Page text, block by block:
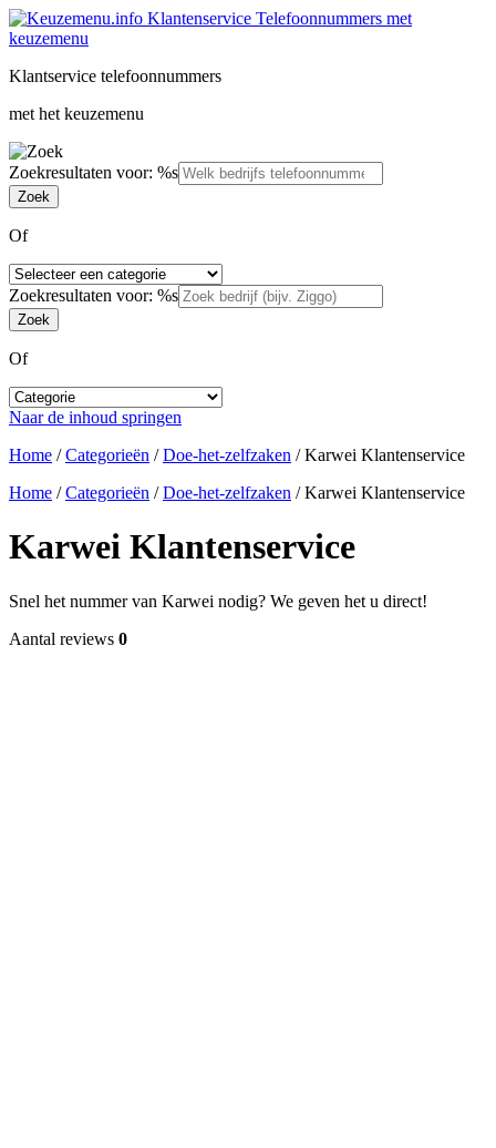
Klantservice telefoonnummers
met het keuzemenu
Zoekresultaten voor: %s
Of
Zoekresultaten voor: %s
Of
Naar de inhoud springen
Home /Categorieën /Doe-het-zelfzaken /Karwei Klantenservice
Home /Categorieën /Doe-het-zelfzaken /Karwei Klantenservice
Karwei Klantenservice
Snel het nummer van Karwei nodig? We geven het u direct!
Aantal reviews 0